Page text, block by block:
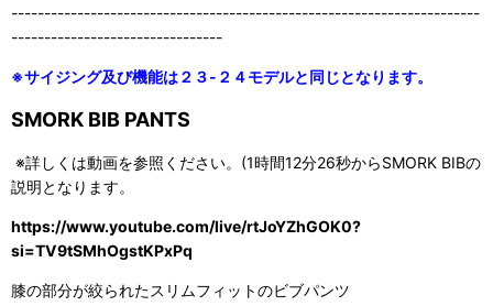
-----------------------------------------------------------------------
--------------------------------
※サイジング及び機能は２３-２４モデルと同じとなります。
SMORK BIB PANTS
※詳しくは動画を参照ください。(1時間12分26秒からSMORK BIBの
説明となります。
https://www.youtube.com/live/rtJoYZhGOK0?
si=TV9tSMhOgstKPxPq
膝の部分が絞られたスリムフィットのビブパンツ